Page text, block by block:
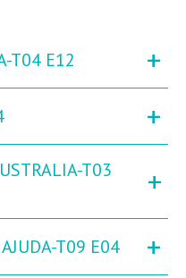
T04 E12 +
+
T03
+
T09 E04 +